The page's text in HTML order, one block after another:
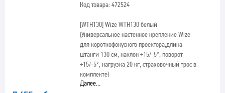
Код товара: 472524
[WTH130]Wize WTH130 белый
{Универсальное настенное крепление Wize
для короткофокусного проектора,длина
штанги 130 см, наклон +15/-5°, поворот
+15/-5°, нагрузка 20 кг, страховочный трос в
комплекте}
Далее...